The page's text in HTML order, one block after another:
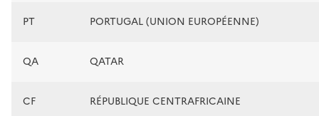
PT PORTUGAL (UNION EUROPÉENNE)
QA QATAR
CF RÉPUBLIQUE CENTRAFRICAINE